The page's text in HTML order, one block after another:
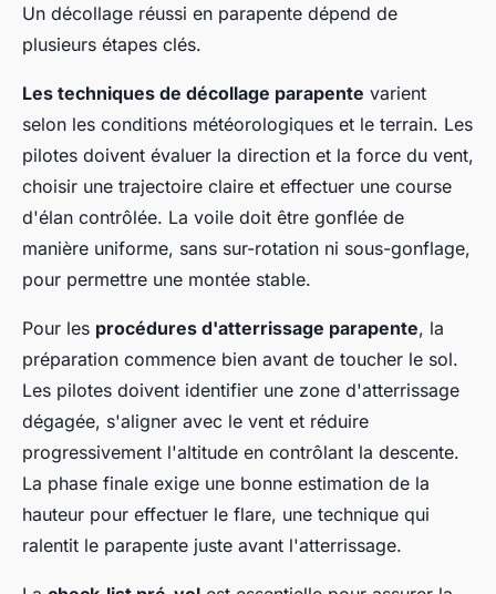
Un décollage réussi en parapente dépend de
plusieurs étapes clés.
Les techniques de décollage parapente varient
selon les conditions météorologiques et le terrain. Les
pilotes doivent évaluer la direction et la force du vent,
choisir une trajectoire claire et effectuer une course
d'élan contrôlée. La voile doit être gonflée de
manière uniforme, sans sur-rotation ni sous-gonflage,
pour permettre une montée stable.
Pour les procédures d'atterrissage parapente, la
préparation commence bien avant de toucher le sol.
Les pilotes doivent identifier une zone d'atterrissage
dégagée, s'aligner avec le vent et réduire
progressivement l'altitude en contrôlant la descente.
La phase finale exige une bonne estimation de la
hauteur pour effectuer le flare, une technique qui
ralentit le parapente juste avant l'atterrissage.